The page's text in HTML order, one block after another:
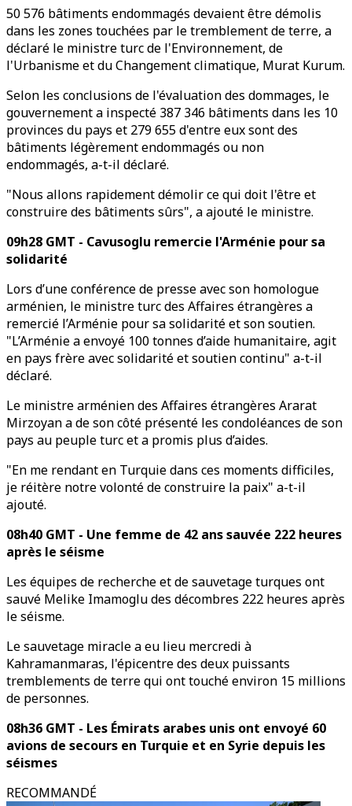
50 576 bâtiments endommagés devaient être démolis
dans les zones touchées par le tremblement de terre, a
déclaré le ministre turc de l'Environnement, de
l'Urbanisme et du Changement climatique, Murat Kurum.
Selon les conclusions de l'évaluation des dommages, le
gouvernement a inspecté 387 346 bâtiments dans les 10
provinces du pays et 279 655 d'entre eux sont des
bâtiments légèrement endommagés ou non
endommagés, a-t-il déclaré.
"Nous allons rapidement démolir ce qui doit l'être et
construire des bâtiments sûrs", a ajouté le ministre.
09h28 GMT - Cavusoglu remercie l'Arménie pour sa
solidarité
Lors d’une conférence de presse avec son homologue
arménien, le ministre turc des Affaires étrangères a
remercié l’Arménie pour sa solidarité et son soutien.
"L’Arménie a envoyé 100 tonnes d’aide humanitaire, agit
en pays frère avec solidarité et soutien continu" a-t-il
déclaré.
Le ministre arménien des Affaires étrangères Ararat
Mirzoyan a de son côté présenté les condoléances de son
pays au peuple turc et a promis plus d’aides.
"En me rendant en Turquie dans ces moments difficiles,
je réitère notre volonté de construire la paix" a-t-il
ajouté.
08h40 GMT - Une femme de 42 ans sauvée 222 heures
après le séisme
Les équipes de recherche et de sauvetage turques ont
sauvé Melike Imamoglu des décombres 222 heures après
le séisme.
Le sauvetage miracle a eu lieu mercredi à
Kahramanmaras, l'épicentre des deux puissants
tremblements de terre qui ont touché environ 15 millions
de personnes.
08h36 GMT - Les Émirats arabes unis ont envoyé 60
avions de secours en Turquie et en Syrie depuis les
séismes
RECOMMANDÉ